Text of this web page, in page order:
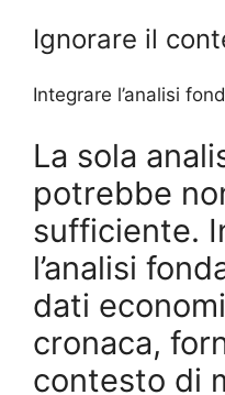
Ignorare il
Integrare l’analisi
La sola
potrebbe
sufficiente.
l’analisi
dati
cronaca,
contesto di